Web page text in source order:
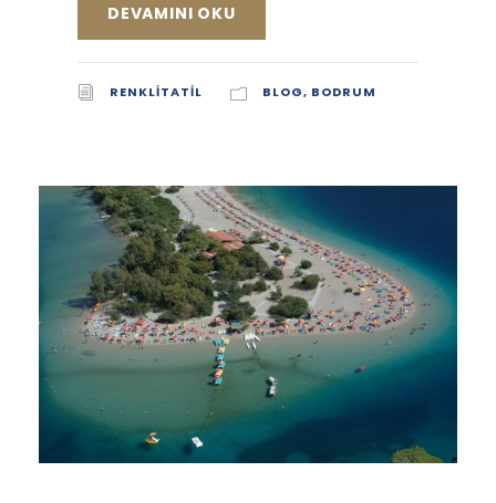
DEVAMINI OKU
RENKLITATIL BLOG, BODRUM